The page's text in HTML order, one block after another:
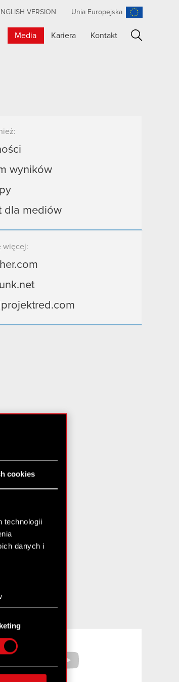
cookies
technologii
danych i
w
i
VERSION Unia Europejska
Media Kariera Kontakt
wyników
dla mediów
więcej: